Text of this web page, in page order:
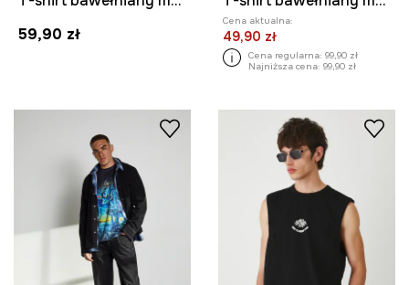
59,90 zł
Cena aktualna:
49,90 zł
Cena regularna: 99,90 zł
Najniższa cena: 99,90 zł